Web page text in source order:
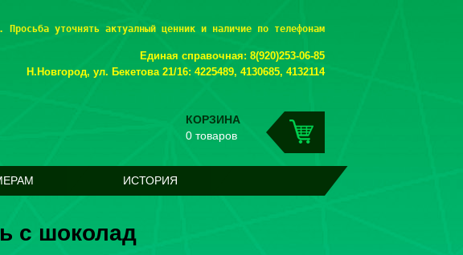
КОРЗИНА
0 товаров
Просьба уточнять актуалный ценник и наличие по телефонам
Единая справочная: 8(920)253-06-85
Н.Новгород, ул. Бекетова 21/16: 4225489, 4130685, 4132114
ИСТОРИЯ
с шоколад